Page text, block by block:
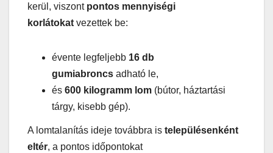
kerül, viszont pontos mennyiségi
korlátokat vezettek be:
évente legfeljebb 16 db
gumiabroncs adható le,
és 600 kilogramm lom (bútor, háztartási
tárgy, kisebb gép).
A lomtalanítás ideje továbbra is településenként
eltér, a pontos időpontokat